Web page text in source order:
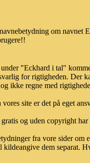
om navnet
"Eckhard i tal"
for rigtigheden. Der
ikke regne med
site er det på eget
og uden copyright
fra vore sider om
kildeangive dem separat.